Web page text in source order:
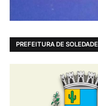
PREFEITURA DE SOLEDADE